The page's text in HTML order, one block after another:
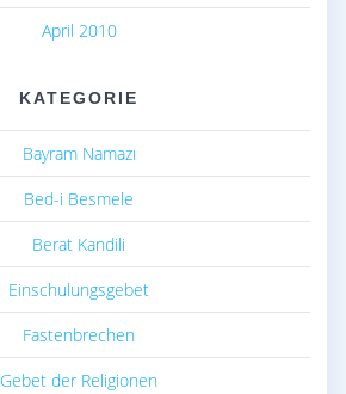
April 2010
KATEGORIE
Bayram Namazı
Bed-i Besmele
Berat Kandili
Einschulungsgebet
Fastenbrechen
Gebet der Religionen